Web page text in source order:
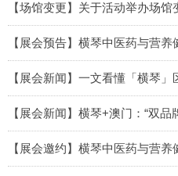
【场馆变更】关于活动举办场